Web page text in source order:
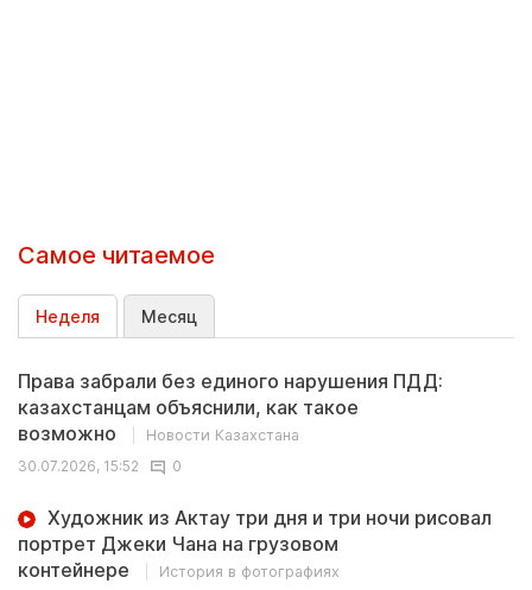
Самое читаемое
Неделя Месяц
Права забрали без единого нарушения ПДД:
казахстанцам объяснили, как такое
возможно
Новости Казахстана
30.07.2026, 15:52
0
Художник из Актау три дня и три ночи рисовал
портрет Джеки Чана на грузовом
контейнере
История в фотографиях